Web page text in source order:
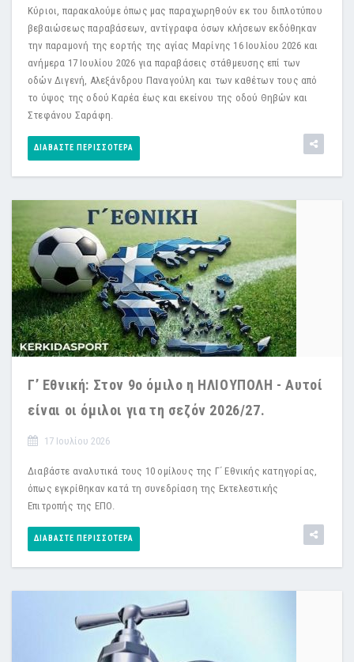
Κύριοι, παρακαλούμε όπως μας παραχωρηθούν εκ του διπλοτύπου
βεβαιώσεως παραβάσεων, αντίγραφα όσων κλήσεων εκδόθηκαν
την παραμονή της εορτής της αγίας Μαρίνης 16 Ιουλίου 2026 και
ανήμερα 17 Ιουλίου 2026 για παραβάσεις στάθμευσης επί των
οδών Διγενή, Αλεξάνδρου Παναγούλη και των καθέτων τους από
το ύψος της οδού Καρέα έως και εκείνου της οδού Θηβών και
Στεφάνου Σαράφη.
ΔΙΑΒΆΣΤΕ ΠΕΡΙΣΣΌΤΕΡΑ
Γ’ Εθνική: Στον 9ο όμιλο η ΗΛΙΟΥΠΟΛΗ - Αυτοί
είναι οι όμιλοι για τη σεζόν 2026/27.
17 Ιουλίου 2026
Διαβάστε αναλυτικά τους 10 ομίλους της Γ΄ Εθνικής κατηγορίας,
όπως εγκρίθηκαν κατά τη συνεδρίαση της Εκτελεστικής
Επιτροπής της ΕΠΟ.
ΔΙΑΒΆΣΤΕ ΠΕΡΙΣΣΌΤΕΡΑ